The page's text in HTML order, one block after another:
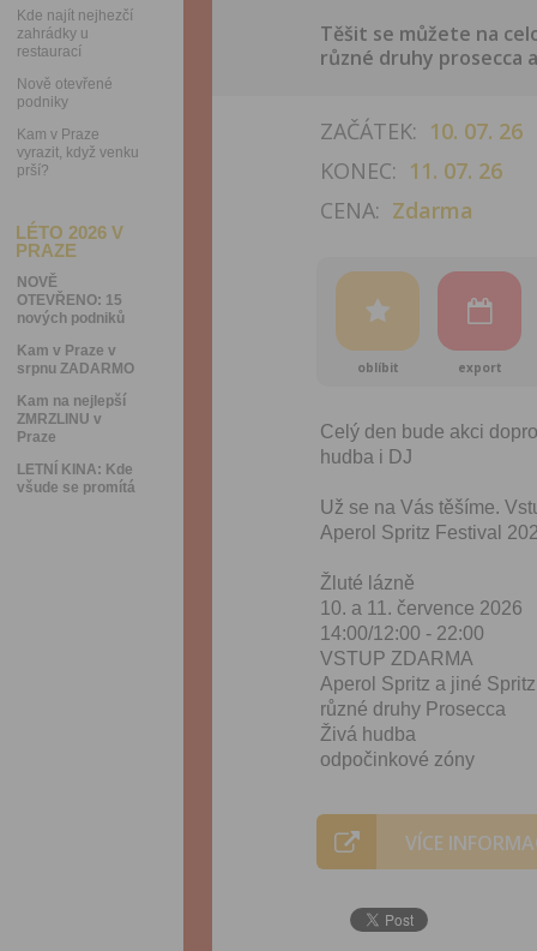
Kde najít nejhezčí
zahrádky u
restaurací
Nově otevřené
podniky
Kam v Praze
vyrazit, když venku
prší?
LÉTO 2026 V
PRAZE
NOVĚ
OTEVŘENO: 15
nových podniků
Kam v Praze v
srpnu ZADARMO
Kam na nejlepší
ZMRZLINU v
Praze
LETNÍ KINA: Kde
všude se promítá
Těšit se můžete na
různé druhy prosecca
ZAČÁTEK: 10. 07. 26
KONEC: 11. 07. 26
CENA: Zdarma
oblíbit export
Celý den bude akci
hudba i DJ
Už se na Vás těšíme.
Aperol Spritz Festival
Žluté lázně
10. a 11. července 2026
14:00/12:00 - 22:00
VSTUP ZDARMA
Aperol Spritz a jiné
různé druhy Prosecca
Živá hudba
odpočinkové zóny
VÍCE